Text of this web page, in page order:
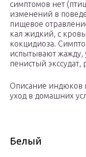
симптомов нет
изменений в
пищевое
кал жидкий, с
кокцидиоза.
испытывают жажду,
пенистый экссудат,
Описание индюков
уход в домашних
Белый